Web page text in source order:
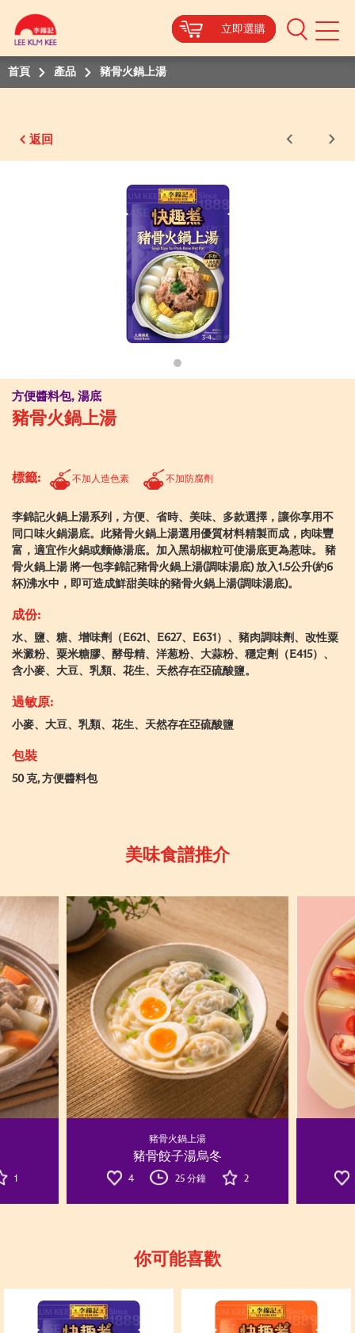
立即選購
Mobile
立即選購
立即選購
立即選購
立即選購
立即選購
立即選購
首頁 產品 豬骨火鍋上湯
返回
方便醬料包, 湯底
豬骨火鍋上湯
標籤: 不加人造色素 不加防腐劑
李錦記火鍋上湯系列，方便、省時、美味、多款選擇，讓你享用不
同口味火鍋湯底。此豬骨火鍋上湯選用優質材料精製而成，肉味豐
富，適宜作火鍋或麵條湯底。加入黑胡椒粒可使湯底更為惹味。 豬
骨火鍋上湯 將一包李錦記豬骨火鍋上湯(調味湯底) 放入1.5公升(約6
杯)沸水中，即可造成鮮甜美味的豬骨火鍋上湯(調味湯底)。
成份:
水、鹽、糖、增味劑（E621、E627、E631）、豬肉調味劑、改性粟
米澱粉、粟米糖膠、酵母精、洋葱粉、大蒜粉、穩定劑（E415）、
含小麥、大豆、乳類、花生、天然存在亞硫酸鹽。
過敏原:
小麥、大豆、乳類、花生、天然存在亞硫酸鹽
包裝
50 克, 方便醬料包
美味食譜推介
1
豬骨火鍋上湯
豬骨餃子湯烏冬
4 25 分鐘 2
你可能喜歡